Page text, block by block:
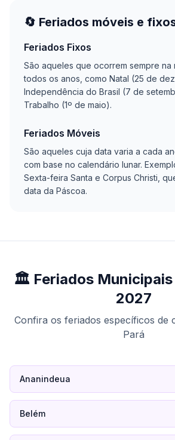
🔄 Feriados móveis e
Feriados Fixos
São aqueles que ocorrem sempre na
todos os anos, como Natal (25 de
Independência do Brasil (7 de
Trabalho (1º de maio).
Feriados Móveis
São aqueles cuja data varia a cada
com base no calendário lunar.
Sexta-feira Santa e Corpus Christi,
data da Páscoa.
🏛️ Feriados Municipais
2027
Confira os feriados específicos de
Pará
Ananindeua
Belém